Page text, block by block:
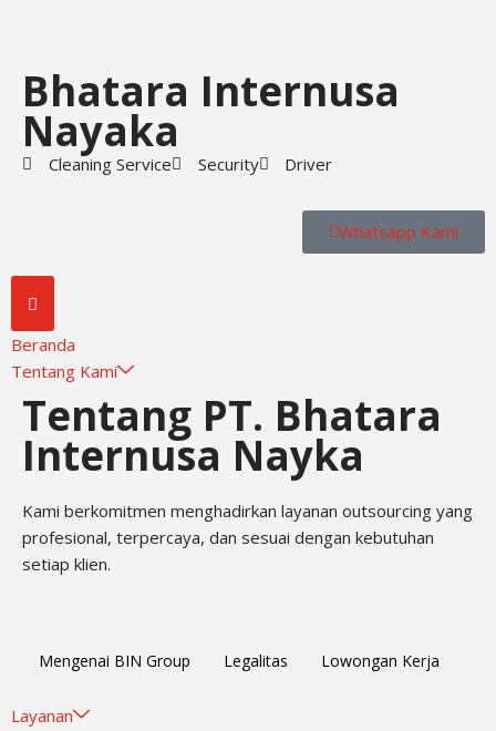
to
content
Bhatara Internusa
Nayaka
Cleaning Service Security Driver
Whatsapp Kami
Beranda
Tentang Kami
Tentang PT. Bhatara
Internusa Nayka
Kami berkomitmen menghadirkan layanan outsourcing yang
profesional, terpercaya, dan sesuai dengan kebutuhan
setiap klien.
Mengenai BIN Group Legalitas Lowongan Kerja
Layanan